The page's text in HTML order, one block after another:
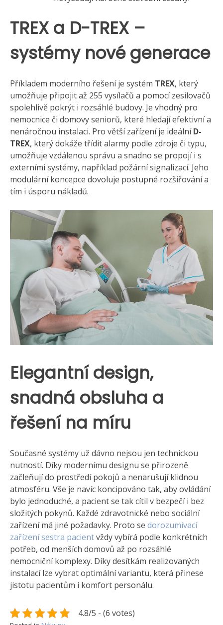
TREX a D-TREX –
systémy nové generace
Příkladem moderního řešení je systém TREX, který
umožňuje připojit až 255 vysílačů a pomocí zesilovačů
spolehlivě pokrýt i rozsáhlé budovy. Je vhodný pro
nemocnice či domovy seniorů, které hledají efektivní a
nenáročnou instalaci. Pro větší zařízení je ideálníD-
TREX, který dokáže třídit alarmy podle zdroje či typu,
umožňuje vzdálenou správu a snadno se propojí i s
externími systémy, například požární signalizací. Jeho
modulární koncepce dovoluje postupné rozšiřování a
tím i úsporu nákladů.
Elegantní design,
snadná obsluha a
řešení na míru
Současné systémy už dávno nejsou jen technickou
nutností. Díky modernímu designu se přirozeně
začleňují do prostředí pokojů a nenarušují klidnou
atmosféru. Vše je navíc koncipováno tak, aby ovládání
bylo jednoduché, a pacient se tak cítil v bezpečí i bez
složitých pokynů. Každé zdravotnické nebo sociální
zařízení má jiné požadavky. Proto se dorozumívací
zařízení sestra pacientvždy vybírá podle konkrétních
potřeb, od menších domovů až po rozsáhlé
nemocniční komplexy. Díky desítkám realizovaných
instalací lze vybrat optimální variantu, která přinese
jistotu pacientům i komfort personálu.
4.8/5 - (6 votes)